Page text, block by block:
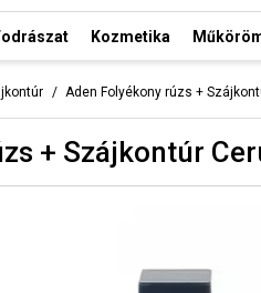
Kozmetika
Aden Folyékony rúzs +
+ Szájkontúr